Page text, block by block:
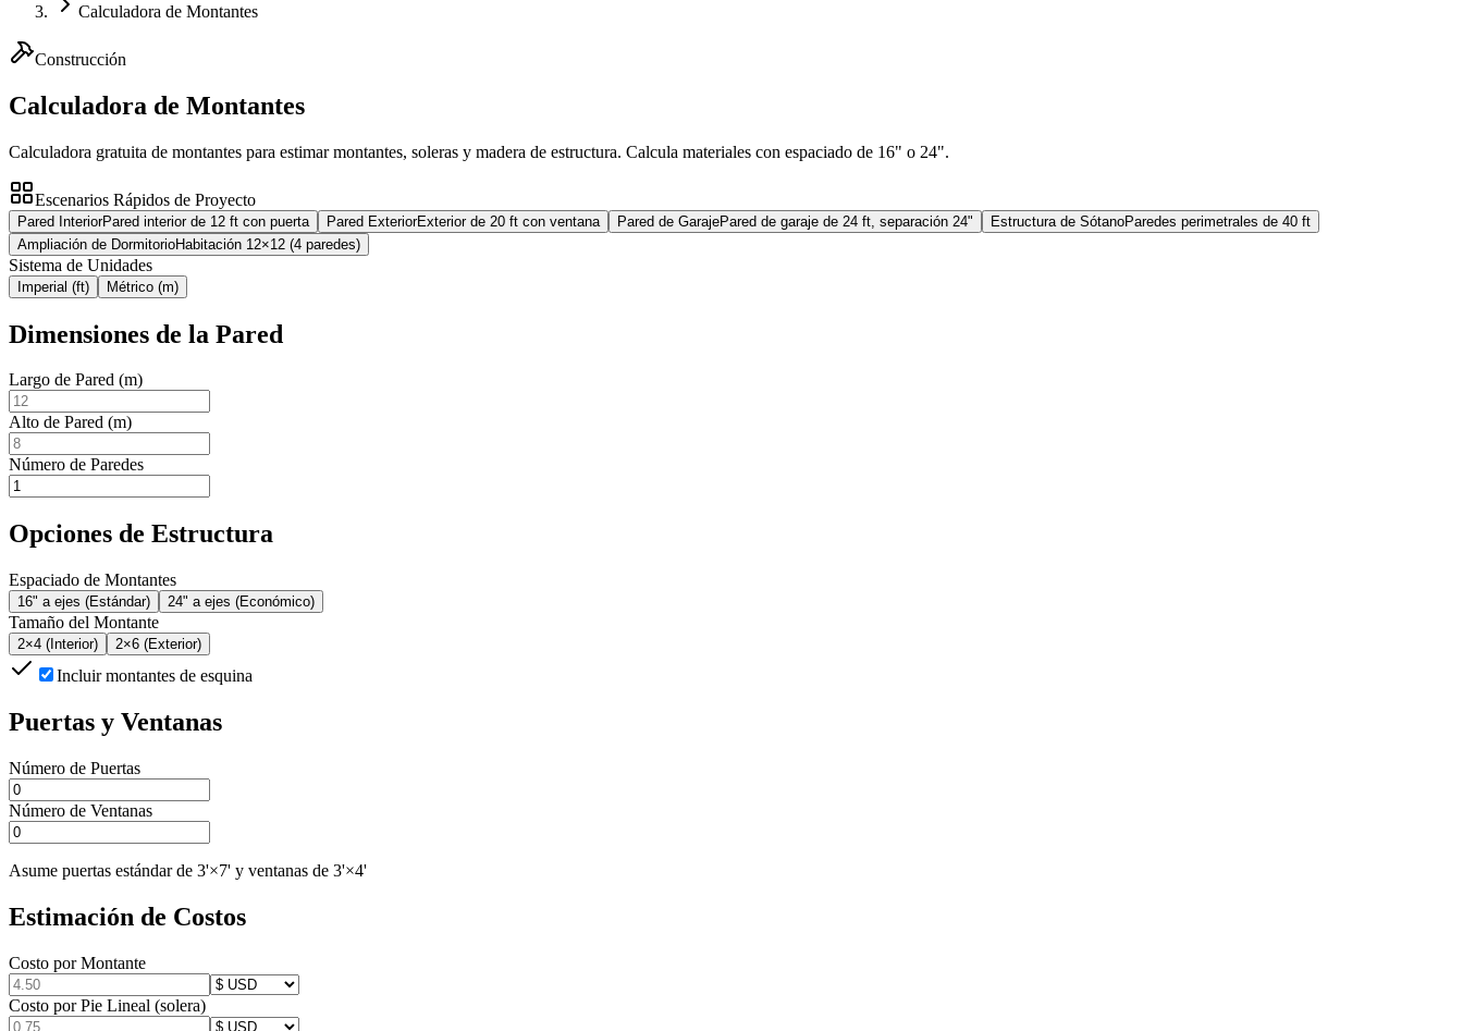
Calculadora de Montantes
Construcción
Calculadora de Montantes
Calculadora gratuita de montantes para estimar montantes, soleras y madera de estructura. Calcula materiales con espaciado de 16" o 24".
Escenarios Rápidos de Proyecto
Pared InteriorPared interior de 12 ft con puerta Pared ExteriorExterior de 20 ft con ventana Pared de GarajePared de garaje de 24 ft, separación 24" Estructura de SótanoParedes perimetrales de 40 ft
Ampliación de DormitorioHabitación 12×12 (4 paredes)
Sistema de Unidades
Imperial (ft) Métrico (m)
Dimensiones de la Pared
Largo de Pared (m)
Alto de Pared (m)
Número de Paredes
Opciones de Estructura
Espaciado de Montantes
16" a ejes (Estándar) 24" a ejes (Económico)
Tamaño del Montante
2×4 (Interior) 2×6 (Exterior)
Incluir montantes de esquina
Puertas y Ventanas
Número de Puertas
Número de Ventanas
Asume puertas estándar de 3'×7' y ventanas de 3'×4'
Estimación de Costos
Costo por Montante
Costo por Pie Lineal (solera)